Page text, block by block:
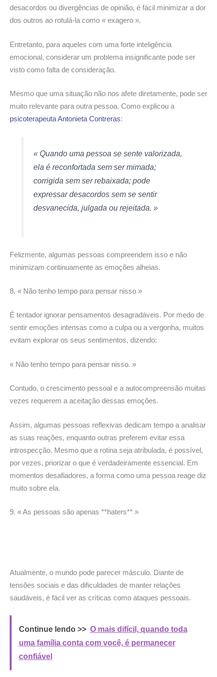
desacordos ou divergências de opinião, é fácil minimizar a dor
dos outros ao rotulá-la como « exagero ».
Entretanto, para aqueles com uma forte inteligência
emocional, considerar um problema insignificante pode ser
visto como falta de consideração.
Mesmo que uma situação não nos afete diretamente, pode ser
muito relevante para outra pessoa. Como explicou a
psicoterapeuta Antonieta Contreras:
« Quando uma pessoa se sente valorizada,
ela é reconfortada sem ser mimada;
corrigida sem ser rebaixada; pode
expressar desacordos sem se sentir
desvanecida, julgada ou rejeitada. »
Felizmente, algumas pessoas compreendem isso e não
minimizam continuamente as emoções alheias.
8. « Não tenho tempo para pensar nisso »
É tentador ignorar pensamentos desagradáveis. Por medo de
sentir emoções intensas como a culpa ou a vergonha, muitos
evitam explorar os seus sentimentos, dizendo:
« Não tenho tempo para pensar nisso. »
Contudo, o crescimento pessoal e a autocompreensão muitas
vezes requerem a aceitação dessas emoções.
Assim, algumas pessoas reflexivas dedicam tempo a analisar
as suas reações, enquanto outras preferem evitar essa
introspecção. Mesmo que a rotina seja atribulada, é possível,
por vezes, priorizar o que é verdadeiramente essencial. Em
momentos desafiadores, a forma como uma pessoa reage diz
muito sobre ela.
9. « As pessoas são apenas **haters** »
Atualmente, o mundo pode parecer másculo. Diante de
tensões sociais e das dificuldades de manter relações
saudáveis, é fácil ver as críticas como ataques pessoais.
Continue lendo >> O mais difícil, quando toda
uma família conta com você, é permanecer
confiável